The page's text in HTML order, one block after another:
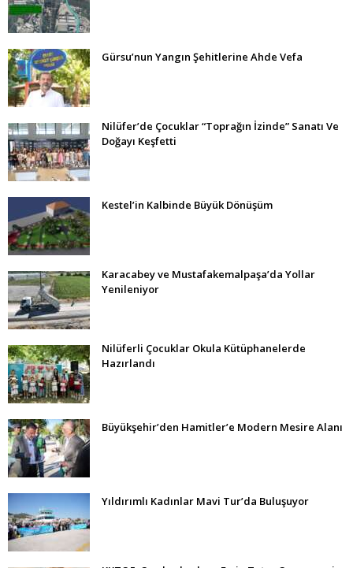
Gürsu’nun Yangın Şehitlerine Ahde Vefa
Nilüfer’de Çocuklar “Toprağın İzinde” Sanatı Ve
Doğayı Keşfetti
Kestel’in Kalbinde Büyük Dönüşüm
Karacabey ve Mustafakemalpaşa’da Yollar
Yenileniyor
Nilüferli Çocuklar Okula Kütüphanelerde
Hazırlandı
Büyükşehir’den Hamitler’e Modern Mesire Alanı
Yıldırımlı Kadınlar Mavi Tur’da Buluşuyor